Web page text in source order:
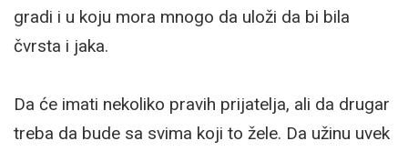
gradi i u koju mora mnogo da uloži da bi bila
čvrsta i jaka.
Da će imati nekoliko pravih prijatelja, ali da drugar
treba da bude sa svima koji to žele. Da užinu uvek